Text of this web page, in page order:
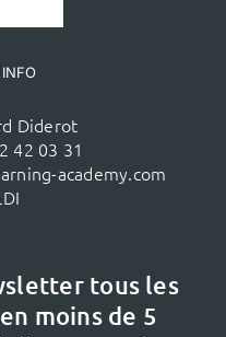
Diderot
42 03 31
academy.com
tous les
en moins de 5